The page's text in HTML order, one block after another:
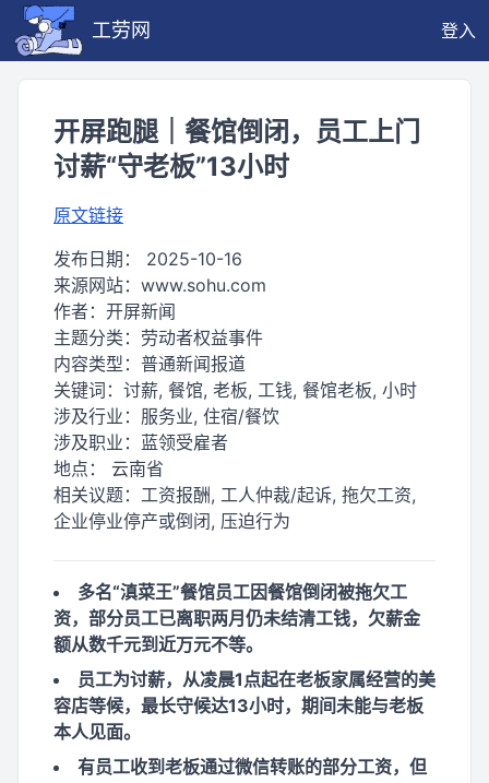
工劳网 登入
开屏跑腿｜餐馆倒闭，员工上门
讨薪“守老板”13小时
原文链接
发布日期： 2025-10-16
来源网站： www.sohu.com
作者： 开屏新闻
主题分类： 劳动者权益事件
内容类型： 普通新闻报道
关键词： 讨薪, 餐馆, 老板, 工钱, 餐馆老板, 小时
涉及行业： 服务业, 住宿/餐饮
涉及职业： 蓝领受雇者
地点： 云南省
相关议题： 工资报酬, 工人仲裁/起诉, 拖欠工资,
企业停业停产或倒闭, 压迫行为
多名“滇菜王”餐馆员工因餐馆倒闭被拖欠工
资，部分员工已离职两月仍未结清工钱，欠薪金
额从数千元到近万元不等。
员工为讨薪，从凌晨1点起在老板家属经营的美
容店等候，最长守候达13小时，期间未能与老板
本人见面。
有员工收到老板通过微信转账的部分工资，但